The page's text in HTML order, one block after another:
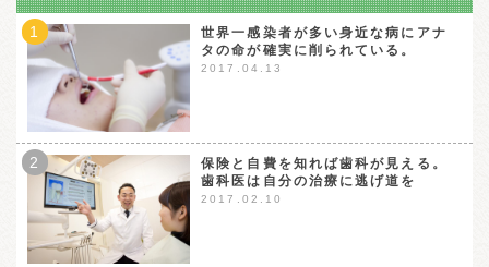
1
世界一感染者が多い身近な病にアナ
タの命が確実に削られている。
2017.04.13
2
保険と自費を知れば歯科が見える。
歯科医は自分の治療に逃げ道を
2017.02.10